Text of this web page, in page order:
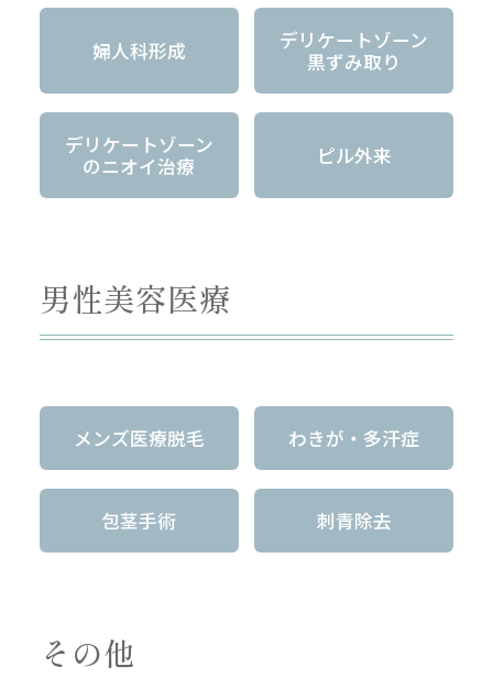
婦人科形成
デリケートゾーン
黒ずみ取り
デリケートゾーン
のニオイ治療
ピル外来
男性美容医療
メンズ医療脱毛 わきが・多汗症
包茎手術 刺青除去
その他